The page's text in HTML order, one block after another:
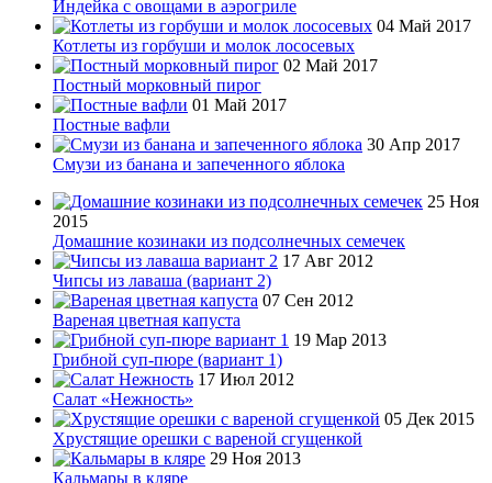
Индейка с овощами в аэрогриле
04 Май 2017
Котлеты из горбуши и молок лососевых
02 Май 2017
Постный морковный пирог
01 Май 2017
Постные вафли
30 Апр 2017
Смузи из банана и запеченного яблока
25 Ноя
2015
Домашние козинаки из подсолнечных семечек
17 Авг 2012
Чипсы из лаваша (вариант 2)
07 Сен 2012
Вареная цветная капуста
19 Мар 2013
Грибной суп-пюре (вариант 1)
17 Июл 2012
Салат «Нежность»
05 Дек 2015
Хрустящие орешки с вареной сгущенкой
29 Ноя 2013
Кальмары в кляре